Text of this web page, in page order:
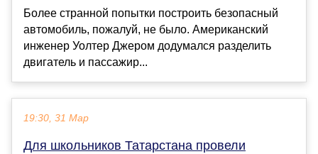
Более странной попытки построить безопасный
автомобиль, пожалуй, не было. Американский
инженер Уолтер Джером додумался разделить
двигатель и пассажир...
19:30, 31 Мар
Для школьников Татарстана провели